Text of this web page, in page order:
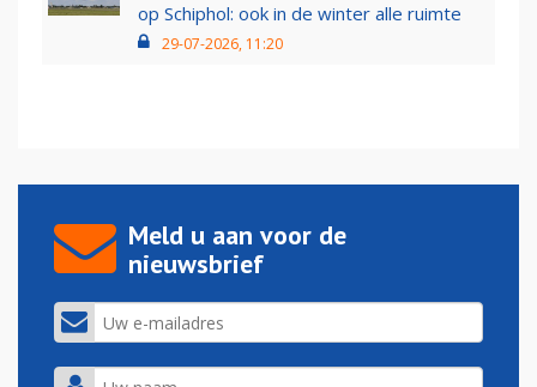
op Schiphol: ook in de winter alle ruimte
29-07-2026, 11:20
Meld u aan voor de
nieuwsbrief